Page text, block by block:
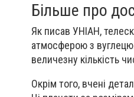
Більше про
Як писав УНІАН,
атмосферою з
величезну кількість
Окрім того, вчені